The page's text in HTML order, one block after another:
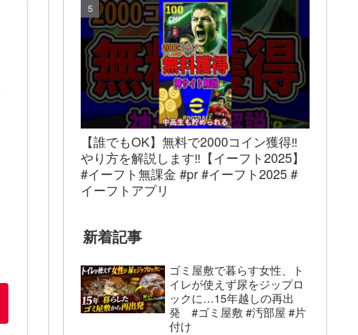
【誰でもOK】無料で2000コイン獲得‼︎
やり方を解説します‼︎【イーフト2025】
#イーフト無課金 #pr #イーフト2025 #
イーフトアプリ
新着記事
ゴミ屋敷で暮らす女性、ト
イレが使えず尿をジップロ
ックに…15年越しの再出
発 #ゴミ屋敷 #汚部屋 #片
付け